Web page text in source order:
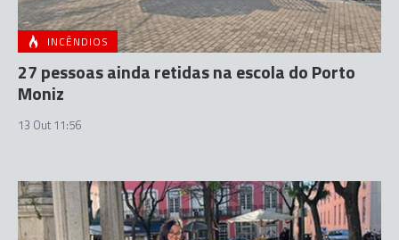
INCÊNDIOS
27 pessoas ainda retidas na escola do Porto
Moniz
13 Out 11:56